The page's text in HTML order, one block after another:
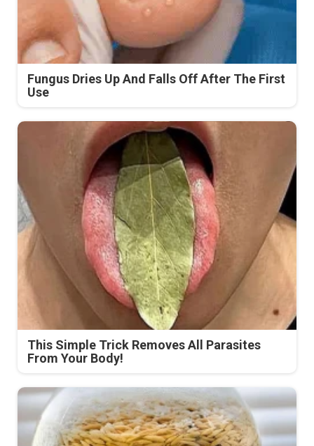
Fungus Dries Up And Falls Off After The First
Use
This Simple Trick Removes All Parasites
From Your Body!